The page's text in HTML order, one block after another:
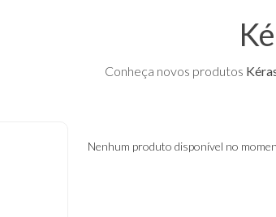
Conheça novos produtos
Nenhum produto disponível no